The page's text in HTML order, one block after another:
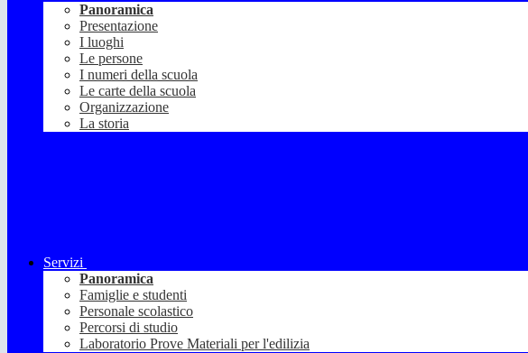
Panoramica
Presentazione
I luoghi
Le persone
I numeri della scuola
Le carte della scuola
Organizzazione
La storia
Servizi
Panoramica
Famiglie e studenti
Personale scolastico
Percorsi di studio
Laboratorio Prove Materiali per l'edilizia